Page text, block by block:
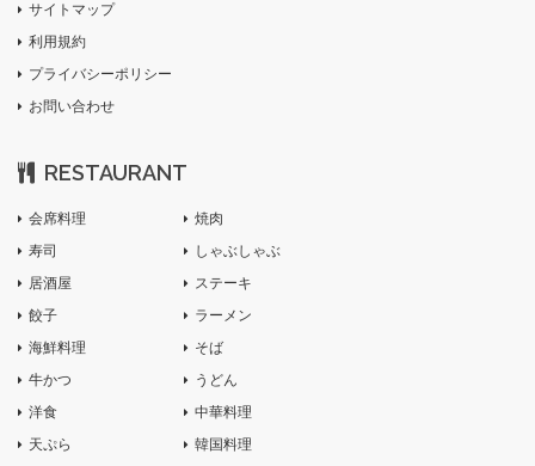
サイトマップ
利用規約
プライバシーポリシー
お問い合わせ
RESTAURANT
会席料理
寿司
居酒屋
餃子
海鮮料理
牛かつ
洋食
天ぷら
焼肉
しゃぶしゃぶ
ステーキ
ラーメン
そば
うどん
中華料理
韓国料理